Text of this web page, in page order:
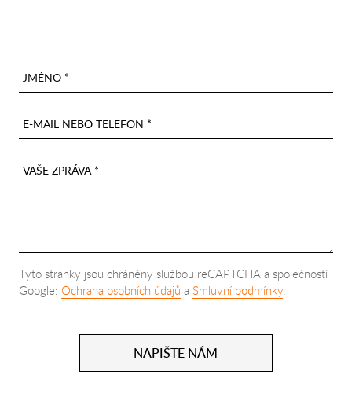
JMÉNO *
E-MAIL NEBO TELEFON *
VAŠE ZPRÁVA *
Tyto stránky jsou chráněny službou reCAPTCHA a společností
Google:Ochrana osobních údajů aSmluvní podmínky.
NAPIŠTE NÁM